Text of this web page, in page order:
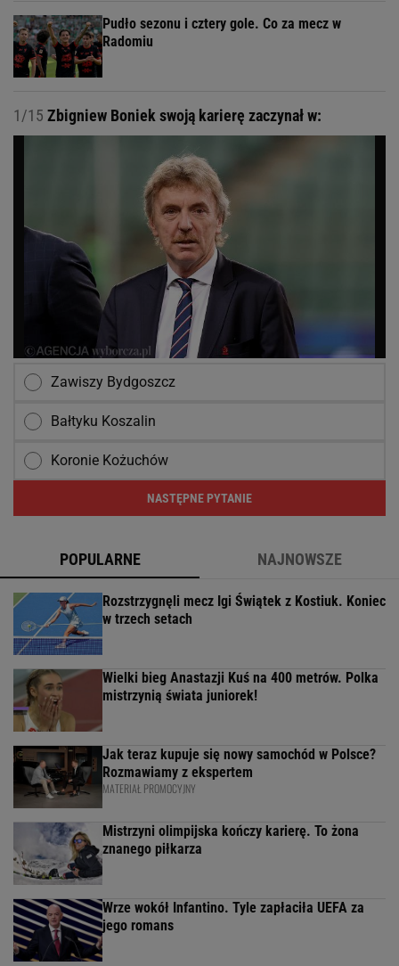
Pudło sezonu i cztery gole. Co za mecz w
Radomiu
1/15 Zbigniew Boniek swoją karierę zaczynał w:
Zawiszy Bydgoszcz
Bałtyku Koszalin
Koronie Kożuchów
NASTĘPNE PYTANIE
POPULARNE NAJNOWSZE
Rozstrzygnęli mecz Igi Świątek z Kostiuk. Koniec
w trzech setach
Wielki bieg Anastazji Kuś na 400 metrów. Polka
mistrzynią świata juniorek!
Jak teraz kupuje się nowy samochód w Polsce?
Rozmawiamy z ekspertem
MATERIAŁ PROMOCYJNY
Mistrzyni olimpijska kończy karierę. To żona
znanego piłkarza
Wrze wokół Infantino. Tyle zapłaciła UEFA za
jego romans